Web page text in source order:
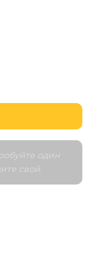
один
свой.